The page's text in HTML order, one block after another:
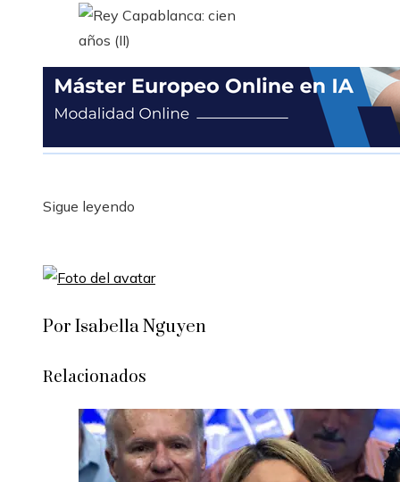
Sigue leyendo
Por Isabella Nguyen
Relacionados